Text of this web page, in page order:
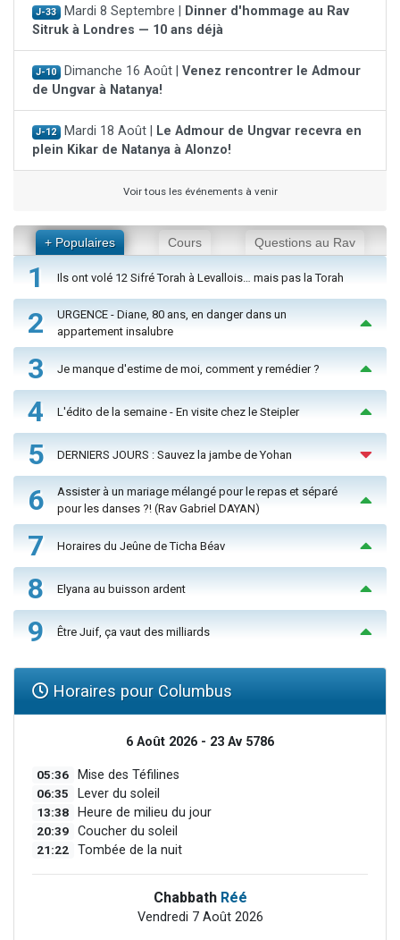
J-33 Mardi 8 Septembre |
Dinner d'hommage au Rav
Sitruk à Londres — 10 ans déjà
J-10 Dimanche 16 Août | Venez rencontrer le Admour
de Ungvar à Natanya!
J-12 Mardi 18 Août |
Le Admour de Ungvar recevra en
plein Kikar de Natanya à Alonzo!
Voir tous les événements à venir
+ Populaires Cours Questions au Rav
1 Ils ont volé 12 Sifré Torah à Levallois… mais pas la Torah
2
URGENCE - Diane, 80 ans, en danger dans un
appartement insalubre
3 Je manque d'estime de moi, comment y remédier ?
4 L'édito de la semaine - En visite chez le Steipler
5 DERNIERS JOURS : Sauvez la jambe de Yohan
6
Assister à un mariage mélangé pour le repas et séparé
pour les danses ?! (Rav Gabriel DAYAN)
7 Horaires du Jeûne de Ticha Béav
8 Elyana au buisson ardent
9 Être Juif, ça vaut des milliards
Horaires pour Columbus
6 Août 2026 - 23 Av 5786
05:36 Mise des Téfilines
06:35 Lever du soleil
13:38 Heure de milieu du jour
20:39 Coucher du soleil
21:22 Tombée de la nuit
Chabbath Réé
Vendredi 7 Août 2026